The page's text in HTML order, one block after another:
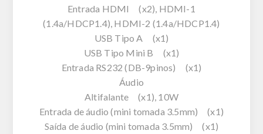
Entrada HDMI (x2), HDMI-1
(1.4a/HDCP1.4), HDMI-2 (1.4a/HDCP1.4)
USB Tipo A (x1)
USB Tipo Mini B (x1)
Entrada RS232 (DB-9pinos) (x1)
Áudio
Altifalante (x1), 10W
Entrada de áudio (mini tomada 3.5mm) (x1)
Saída de áudio (mini tomada 3.5mm) (x1)